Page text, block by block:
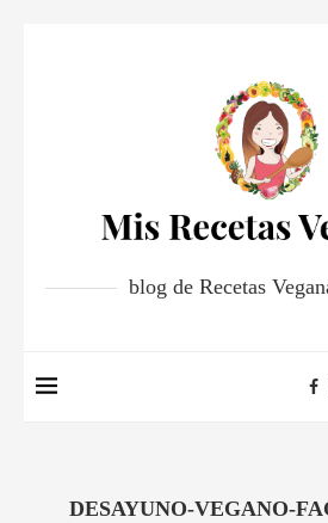
blog de Recetas
DESAYUNO-VEGANO-